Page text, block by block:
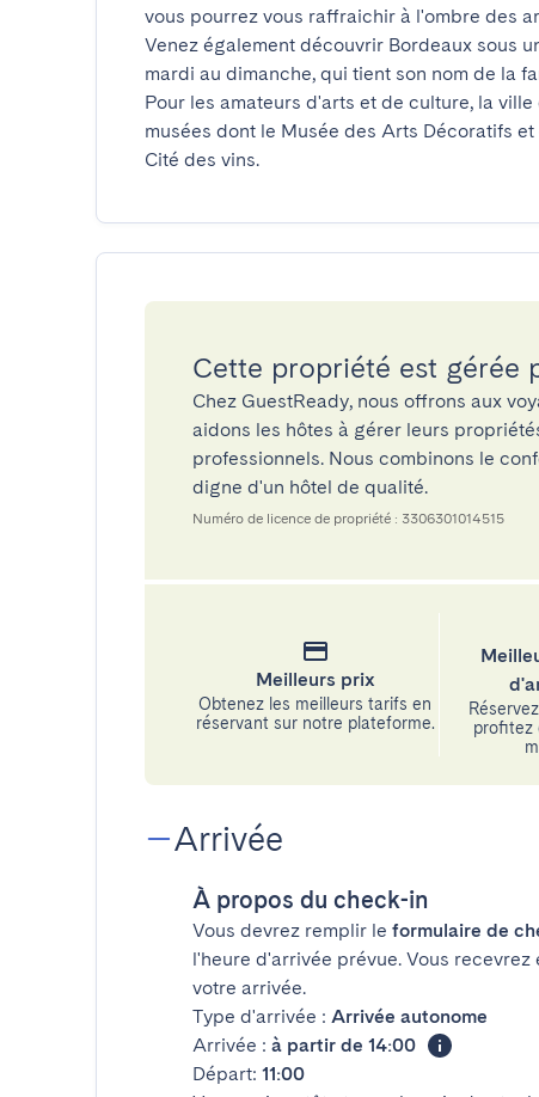
vous pourrez vous raffraichir à l'ombre des
Venez également découvrir Bordeaux sous
mardi au dimanche, qui tient son nom de la
Pour les amateurs d'arts et de culture, la
musées dont le Musée des Arts Décoratifs
Cité des vins.
Cette propriété est gérée
Chez GuestReady, nous offrons aux
aidons les hôtes à gérer leurs
professionnels. Nous combinons le
digne d'un hôtel de qualité.
Numéro de licence de propriété : 3306301014515
Meilleurs prix
Obtenez les meilleurs tarifs en
réservant sur notre plateforme.
profitez
Arrivée
À propos du check-in
Vous devrez remplir le formulaire de
l'heure d'arrivée prévue. Vous recevrez
votre arrivée.
Type d'arrivée : Arrivée autonome
Arrivée : à partir de 14:00
Départ: 11:00